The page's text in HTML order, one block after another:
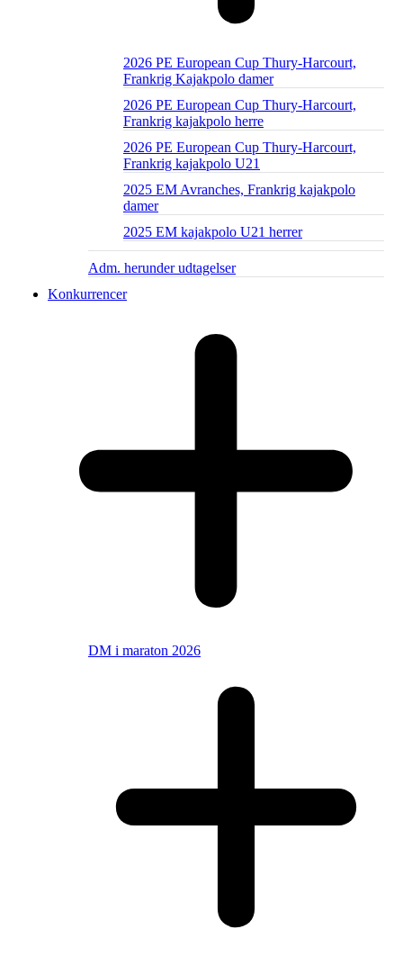
2026 PE European Cup Thury-Harcourt,
Frankrig Kajakpolo damer
2026 PE European Cup Thury-Harcourt,
Frankrig kajakpolo herre
2026 PE European Cup Thury-Harcourt,
Frankrig kajakpolo U21
2025 EM Avranches, Frankrig kajakpolo
damer
2025 EM kajakpolo U21 herrer
Adm. herunder udtagelser
Konkurrencer
DM i maraton 2026